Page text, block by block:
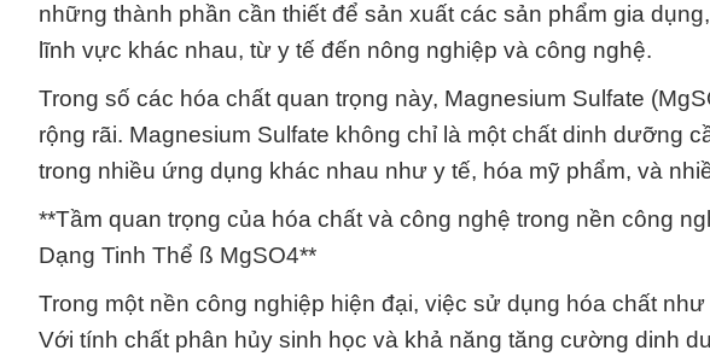
những thành phần cần thiết để sản xuất các sản phẩm gia
lĩnh vực khác nhau, từ y tế đến nông nghiệp và công nghệ.
Trong số các hóa chất quan trọng này, Magnesium Sulfate
rộng rãi. Magnesium Sulfate không chỉ là một chất dinh dưỡng
trong nhiều ứng dụng khác nhau như y tế, hóa mỹ phẩm, và
**Tầm quan trọng của hóa chất và công nghệ trong nền công
Dạng Tinh Thể ß MgSO4**
Trong một nền công nghiệp hiện đại, việc sử dụng hóa chất
Với tính chất phân hủy sinh học và khả năng tăng cường dinh